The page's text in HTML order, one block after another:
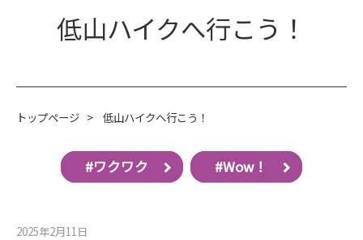
低山ハイクへ行こう！
トップページ > 低山ハイクへ行こう！
#ワクワク #Wow！
2025年2月11⽇